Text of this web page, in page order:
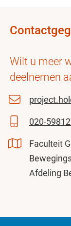
Wilt u meer
deelnemen
020-
Faculteit
Afdeling